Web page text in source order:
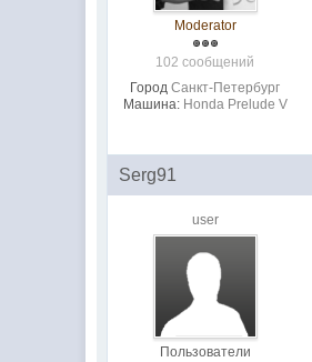
Moderator
102 сообщений
Город Санкт-Петербург
Машина: Honda Prelude V
Serg91
user
Пользователи